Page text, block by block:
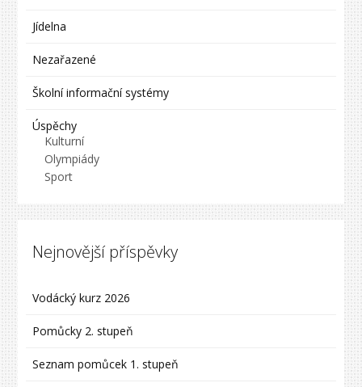
Jídelna
Nezařazené
Školní informační systémy
Úspěchy
Kulturní
Olympiády
Sport
Nejnovější příspěvky
Vodácký kurz 2026
Pomůcky 2. stupeň
Seznam pomůcek 1. stupeň